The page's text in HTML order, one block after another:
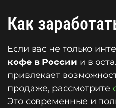
Как
Если вас не только
кофе в России и в
привлекает
продаже, рассмотрите
Это современные и